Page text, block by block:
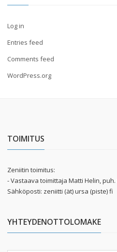
Log in
Entries feed
Comments feed
WordPress.org
TOIMITUS
Zeniitin toimitus:
- Vastaava toimittaja Matti Helin, puh.
Sähköposti: zeniitti (ät) ursa (piste) fi
YHTEYDENOTTOLOMAKE